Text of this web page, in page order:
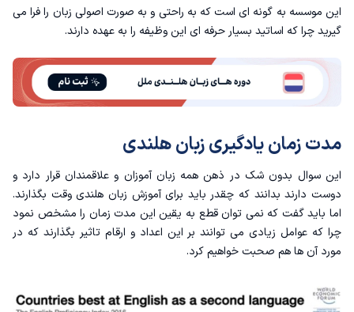
عوامل مختلف بر مدت زمان یادگیری زبان هلندی
چگونگی آموزش و مدت زمان مطالعه
زبان هلندی سخت است؟
دلایل دشواری زبان هلندی
آسان یا سخت بودن زبان هلندی
این موسسه به گونه ای است که به راحتی و به صورت اصولی زبان را فرا می
گیرید چرا که اساتید بسیار حرفه ای این وظیفه را به عهده دارند.
مدت زمان یادگیری زبان هلندی
این سوال بدون شک در ذهن همه زبان آموزان و علاقمندان قرار دارد و
دوست دارند بدانند که چقدر باید برای آموزش زبان هلندی وقت بگذارند.
اما باید گفت که نمی توان قطع به یقین این مدت زمان را مشخص نمود
چرا که عوامل زیادی می توانند بر این اعداد و ارقام تاثیر بگذارند که در
مورد آن ها هم صحبت خواهیم کرد.